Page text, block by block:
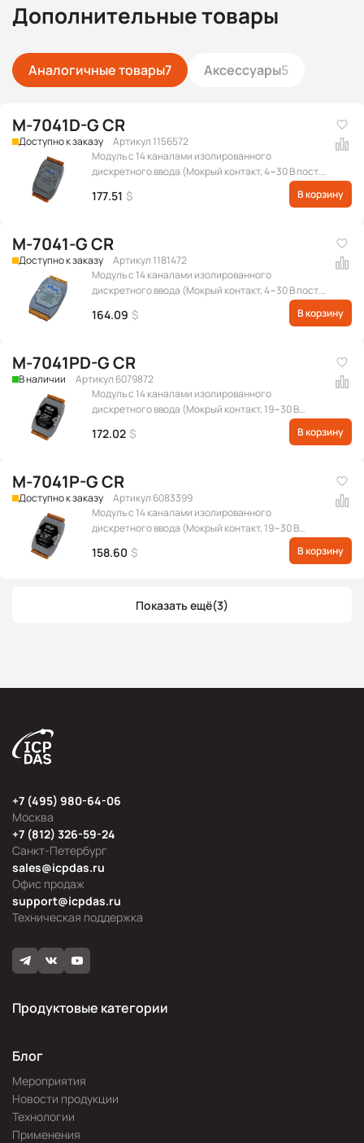
Дополнительные товары
Аналогичные товары7 Аксессуары5
M-7041D-G CR
Доступно к заказу
Артикул 1156572
Модуль с 14 каналами изолированного
дискретного ввода (Мокрый контакт, 4~30 В пост.),
177.51 $ В корзину
M-7041-G CR
Доступно к заказу
Артикул 1181472
Модуль с 14 каналами изолированного
дискретного ввода (Мокрый контакт, 4~30 В пост.),
164.09 $ В корзину
M-7041PD-G CR
В наличии
Артикул 6079872
Модуль с 14 каналами изолированного
дискретного ввода (Мокрый контакт, 19~30 В
пост.), с индикацией, протокол Modbus RTU
172.02 $ В корзину
M-7041P-G CR
Доступно к заказу
Артикул 6083399
Модуль с 14 каналами изолированного
дискретного ввода (Мокрый контакт, 19~30 В
158.60 $ В корзину
Показать ещё(3)
Москва
+7 (495) 980-64-06
Офис продаж
sales@icpdas.ru
Санкт-Петербург
+7 (812) 326-59-24
Техническая поддержка
support@icpdas.ru
Продуктовые категории
Блог
Мероприятия
Новости продукции
Технологии
Применения